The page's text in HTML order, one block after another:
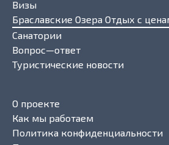
Визы
Браславские Озера Отдых с
Санатории
Вопрос—ответ
Туристические новости
О проекте
Как мы работаем
Политика конфиденциальности